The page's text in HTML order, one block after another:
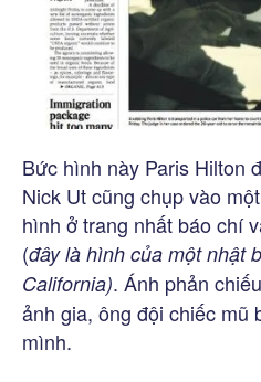
Bức hình này Paris Hilton
Nick Ut cũng chụp vào
hình ở trang nhất báo chí
(đây là hình của một nhật
California). Ánh phản
ảnh gia, ông đội chiếc mũ
mình.